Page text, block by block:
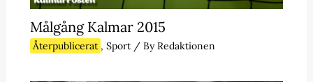
Målgång Kalmar 2015
Återpublicerat , Sport/ ByRedaktionen